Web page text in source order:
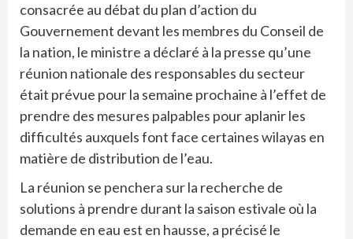
consacrée au débat du plan d’action du
Gouvernement devant les membres du Conseil de
la nation, le ministre a déclaré à la presse qu’une
réunion nationale des responsables du secteur
était prévue pour la semaine prochaine à l’effet de
prendre des mesures palpables pour aplanir les
difficultés auxquels font face certaines wilayas en
matière de distribution de l’eau.
La réunion se penchera sur la recherche de
solutions à prendre durant la saison estivale où la
demande en eau est en hausse, a précisé le